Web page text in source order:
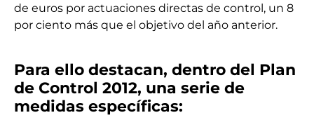
de euros por actuaciones directas de control, un 8
por ciento más que el objetivo del año anterior.
Para ello destacan, dentro del Plan
de Control 2012, una serie de
medidas específicas: